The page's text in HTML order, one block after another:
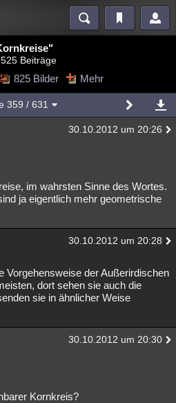
Blogs Videos
Mystery Kriminalfälle
Esoterik Literatur
Allmystery English
Alle Neue Geschlossen
Beiträge
825 Bilder Mehr
359 / 631
30.10.2012 um 20:26
im wahrsten Sinne des Wortes.
ja eigentlich mehr geometrische
30.10.2012 um 20:28
Vorgehensweise der Außerirdischen
dort sehen sie auch die
sie in ähnlicher Weise
30.10.2012 um 20:30
Kornkreis?